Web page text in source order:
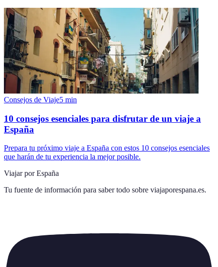
Consejos de Viaje5 min
10 consejos esenciales para disfrutar de un viaje a
España
Prepara tu próximo viaje a España con estos 10 consejos esenciales
que harán de tu experiencia la mejor posible.
Viajar por España
Tu fuente de información para saber todo sobre viajaporespana.es.